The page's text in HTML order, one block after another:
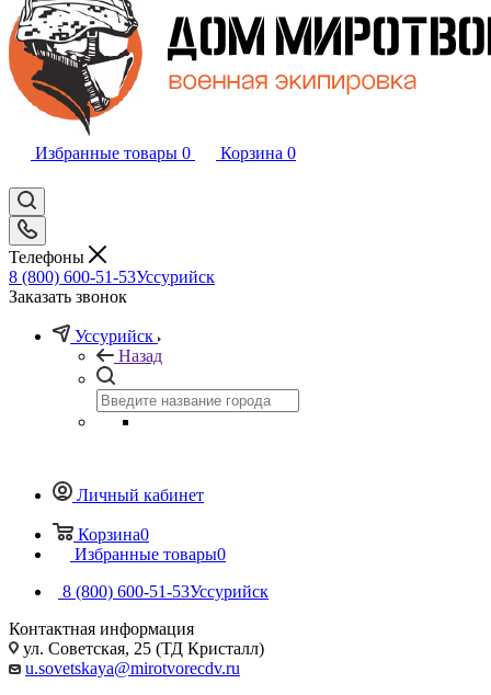
Избранные товары 0 Корзина 0
Телефоны
8 (800) 600-51-53Уссурийск
Заказать звонок
Уссурийск
Назад
Личный кабинет
Корзина0
Избранные товары0
8 (800) 600-51-53Уссурийск
Контактная информация
ул. Советская, 25 (ТД Кристалл)
u.sovetskaya@mirotvorecdv.ru